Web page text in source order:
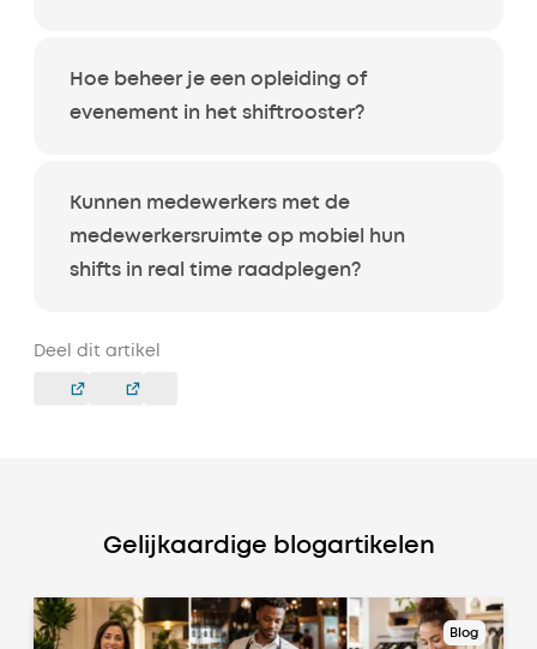
Hoe beheer je een opleiding of
evenement in het shiftrooster?
Kunnen medewerkers met de
medewerkersruimte op mobiel hun
shifts in real time raadplegen?
Deel dit artikel
Gelijkaardige blogartikelen
Blog